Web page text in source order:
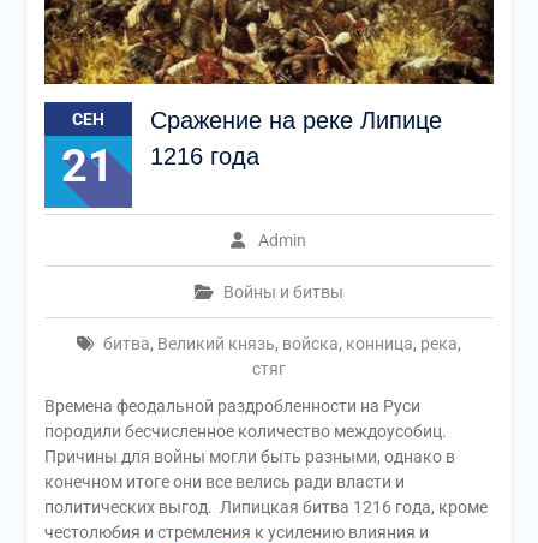
СЕН
21
Сражение на реке Липице
1216 года
Admin
Войны и битвы
битва, Великий князь, войска, конница, река,
стяг
Времена феодальной раздробленности на Руси
породили бесчисленное количество междоусобиц.
Причины для войны могли быть разными, однако в
конечном итоге они все велись ради власти и
политических выгод. Липицкая битва 1216 года, кроме
честолюбия и стремления к усилению влияния и